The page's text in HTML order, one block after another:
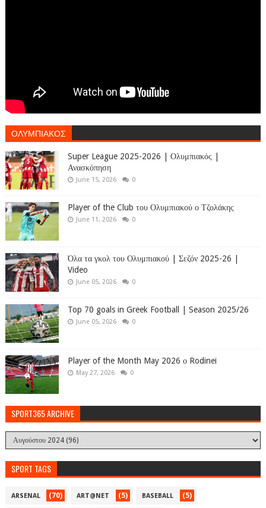
ΟΛΥΜΠΙΑΚΟΣ
Super League 2025-2026 | Ολυμπιακός |
Ανασκόπηση
June 15, 2026 0
Player of the Club του Ολυμπιακού ο Τζολάκης
June 11, 2026 0
Όλα τα γκολ του Ολυμπιακού | Σεζόν 2025-26 |
Video
June 05, 2026 0
Top 70 goals in Greek Football | Season 2025/26
June 05, 2026 0
Player of the Month May 2026 ο Rodinei
May 27, 2026 0
SPORT365 ARCHIVE
SPORT TAGS
ARSENAL (70) ART@NET (5) BASEBALL (5)